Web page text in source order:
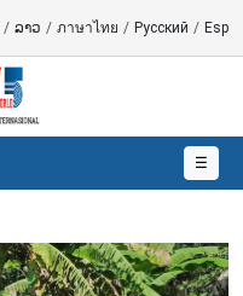
/ ລາວ / ภาษาไทย / Русский /
☰